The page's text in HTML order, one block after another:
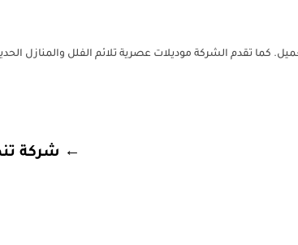
تقدم الشركة موديلات عصرية تلائم الفلل والمنازل
← شركة